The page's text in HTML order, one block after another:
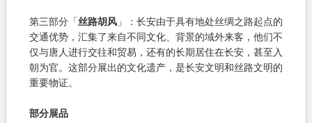
第三部分「丝路胡风 」：长安由于具有地处丝绸之路起点的
交通优势，汇集了来自不同文化、背景的域外来客，他们不
仅与唐人进行交往和贸易，还有的长期居住在长安，甚至入
朝为官。这部分展出的文化遗产，是长安文明和丝路文明的
重要物证。
部分展品